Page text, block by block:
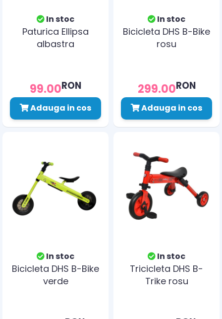
In stoc
Paturica Ellipsa
albastra
99.00RON
Adauga in cos
In stoc
Bicicleta DHS B-Bike
rosu
299.00RON
Adauga in cos
In stoc
Bicicleta DHS B-Bike
verde
In stoc
Tricicleta DHS B-
Trike rosu